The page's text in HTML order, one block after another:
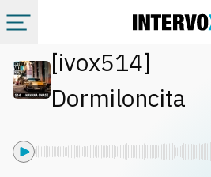
Kategorien
[ivox514]
Dormiloncita